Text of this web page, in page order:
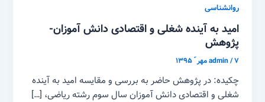
روانشناسی
امید به آینده شغلی و اقتصادی دانش آموزان-
پژوهش
admin/۷ مهر ّ ۱۳۹۵
چکیده: در پژوهش حاضر به بررسی و مقایسه امید به آینده
شغلی و اقتصادی دانش آموزان سال سوم رشته ریاضی، […]